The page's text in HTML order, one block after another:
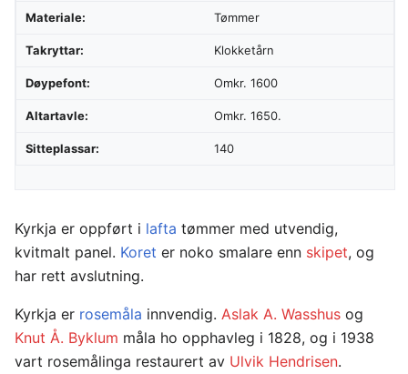
Materiale: Tømmer
Takryttar: Klokketårn
Døypefont: Omkr. 1600
Altartavle: Omkr. 1650.
Sitteplassar: 140
Kyrkja er oppført i lafta tømmer med utvendig,
kvitmalt panel. Koret er noko smalare enn skipet, og
har rett avslutning.
Kyrkja er rosemåla innvendig. Aslak A. Wasshus og
Knut Å. Byklum måla ho opphavleg i 1828, og i 1938
vart rosemålinga restaurert av Ulvik Hendrisen.